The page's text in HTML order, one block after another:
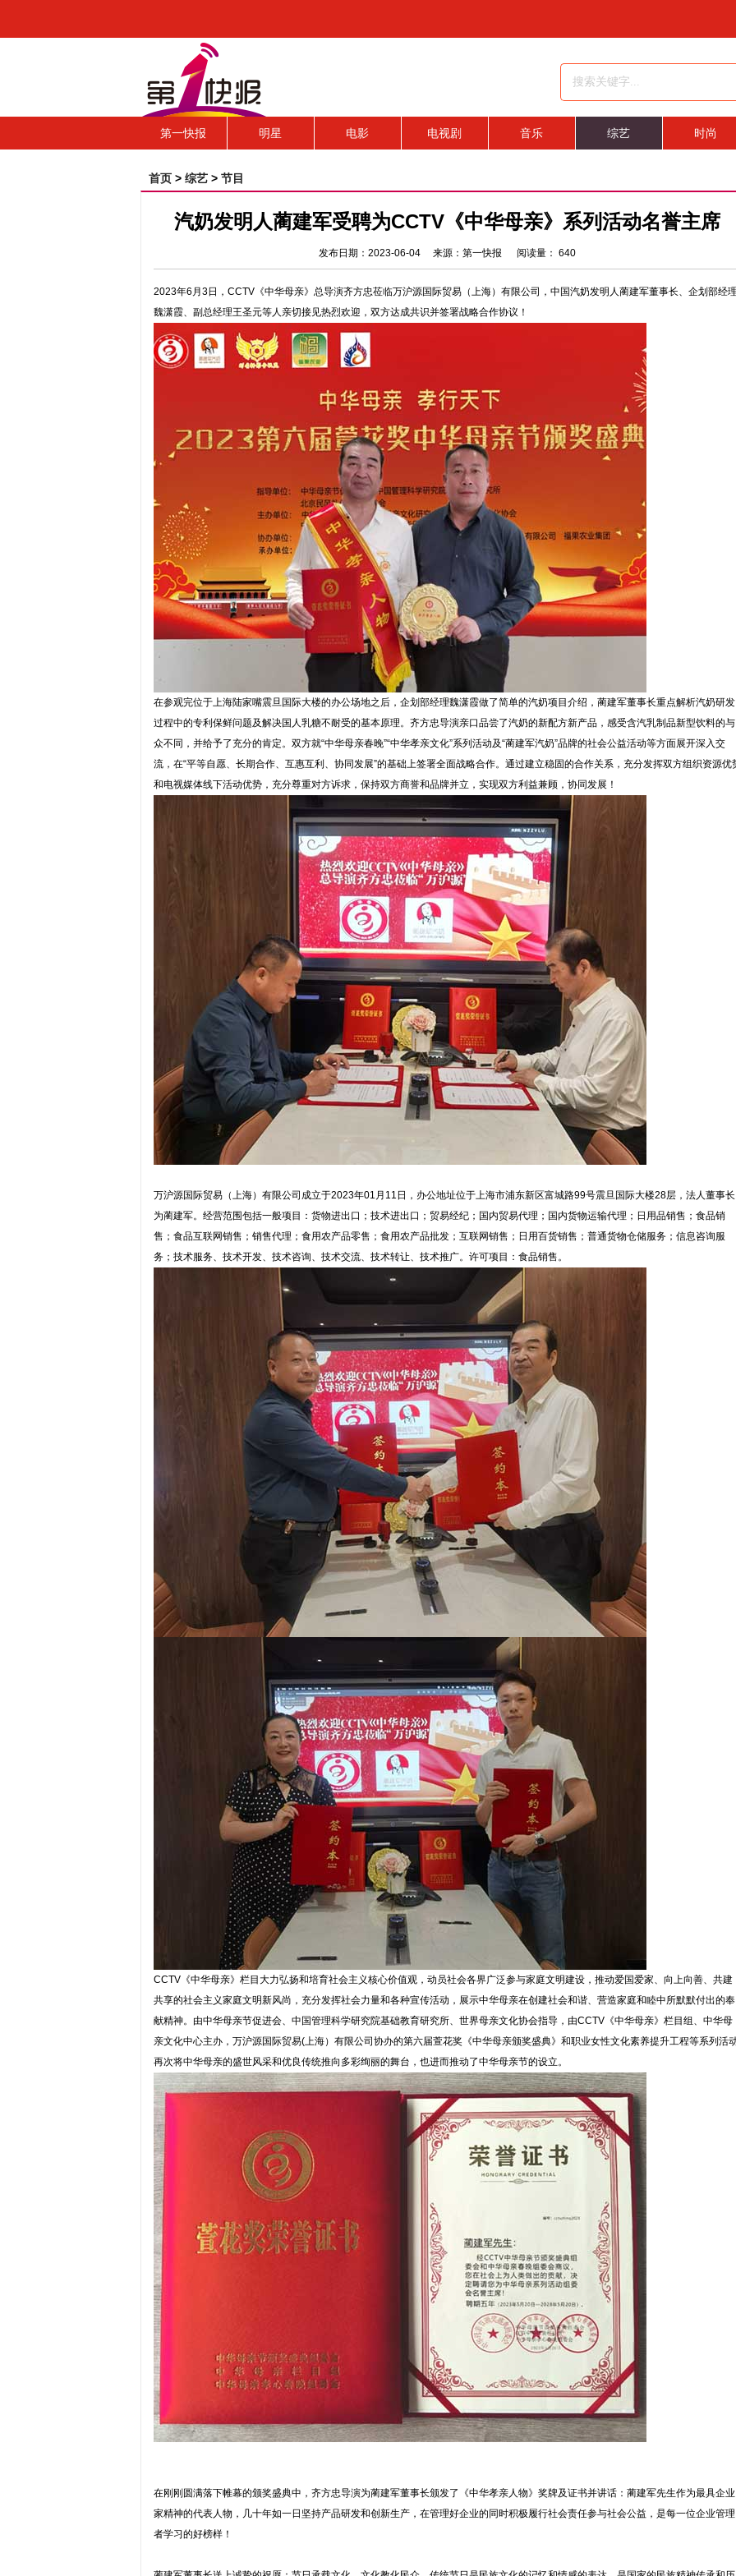
第一快报 明星 电影 电视剧 音乐 综艺 时尚
首页> 综艺> 节目
汽奶发明人蔺建军受聘为CCTV《中华母亲》系列活动名誉主席
发布日期：2023-06-04 来源：第一快报 阅读量： 640
2023年6月3日，CCTV《中华母亲》总导演齐方忠莅临万沪源国际贸易（上海）有限公司，中国汽奶发明人蔺建军董事长、企划部经理
魏潇霞、副总经理王圣元等人亲切接见热烈欢迎，双方达成共识并签署战略合作协议！
在参观完位于上海陆家嘴震旦国际大楼的办公场地之后，企划部经理魏潇霞做了简单的汽奶项目介绍，蔺建军董事长重点解析汽奶研发
过程中的专利保鲜问题及解决国人乳糖不耐受的基本原理。齐方忠导演亲口品尝了汽奶的新配方新产品，感受含汽乳制品新型饮料的与
众不同，并给予了充分的肯定。双方就“中华母亲春晚”“中华孝亲文化”系列活动及“蔺建军汽奶”品牌的社会公益活动等方面展开深入交
流，在“平等自愿、长期合作、互惠互利、协同发展”的基础上签署全面战略合作。通过建立稳固的合作关系，充分发挥双方组织资源优
和电视媒体线下活动优势，充分尊重对方诉求，保持双方商誉和品牌并立，实现双方利益兼顾，协同发展！
万沪源国际贸易（上海）有限公司成立于2023年01月11日，办公地址位于上海市浦东新区富城路99号震旦国际大楼28层，法人董事长
为蔺建军。经营范围包括一般项目：货物进出口；技术进出口；贸易经纪；国内贸易代理；国内货物运输代理；日用品销售；食品销
售；食品互联网销售；销售代理；食用农产品零售；食用农产品批发；互联网销售；日用百货销售；普通货物仓储服务；信息咨询服
务；技术服务、技术开发、技术咨询、技术交流、技术转让、技术推广。许可项目：食品销售。
CCTV《中华母亲》栏目大力弘扬和培育社会主义核心价值观，动员社会各界广泛参与家庭文明建设，推动爱国爱家、向上向善、共建
共享的社会主义家庭文明新风尚，充分发挥社会力量和各种宣传活动，展示中华母亲在创建社会和谐、营造家庭和睦中所默默付出的奉
献精神。由中华母亲节促进会、中国管理科学研究院基础教育研究所、世界母亲文化协会指导，由CCTV《中华母亲》栏目组、中华母
亲文化中心主办，万沪源国际贸易(上海）有限公司协办的第六届萱花奖《中华母亲颁奖盛典》和职业女性文化素养提升工程等系列活
再次将中华母亲的盛世风采和优良传统推向多彩绚丽的舞台，也进而推动了中华母亲节的设立。
在刚刚圆满落下帷幕的颁奖盛典中，齐方忠导演为蔺建军董事长颁发了《中华孝亲人物》奖牌及证书并讲话：蔺建军先生作为最具企业
家精神的代表人物，几十年如一日坚持产品研发和创新生产，在管理好企业的同时积极履行社会责任参与社会公益，是每一位企业管理
者学习的好榜样！